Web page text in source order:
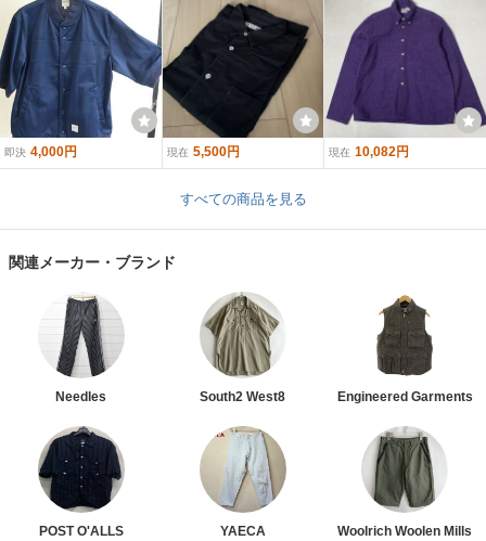
即決 4,000円 現在 5,500円 現在 10,082円
すべての商品を見る
関連メーカー・ブランド
Needles South2 West8 Engineered Garments
POST O'ALLS YAECA Woolrich Woolen Mills